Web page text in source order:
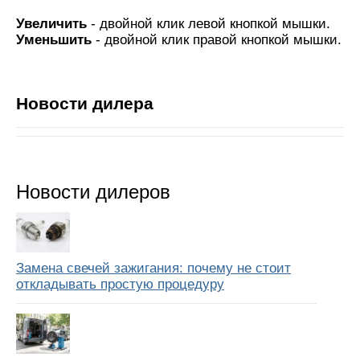
Увеличить - двойной клик левой кнопкой мышки.
Уменьшить - двойной клик правой кнопкой мышки.
Новости дилера
Новости дилеров
Замена свечей зажигания: почему не стоит
откладывать простую процедуру